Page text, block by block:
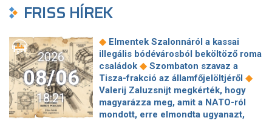
FRISS HÍREK
2026
08/06
18:21
◆ Elmentek Szalonnáról a kassai
illegális bódévárosból beköltöző roma
családok ◆ Szombaton szavaz a
Tisza-frakció az államfőjelöltjéről ◆
Valerij Zaluzsnijt megkérték, hogy
magyarázza meg, amit a NATO-ról
mondott, erre elmondta ugyanazt,